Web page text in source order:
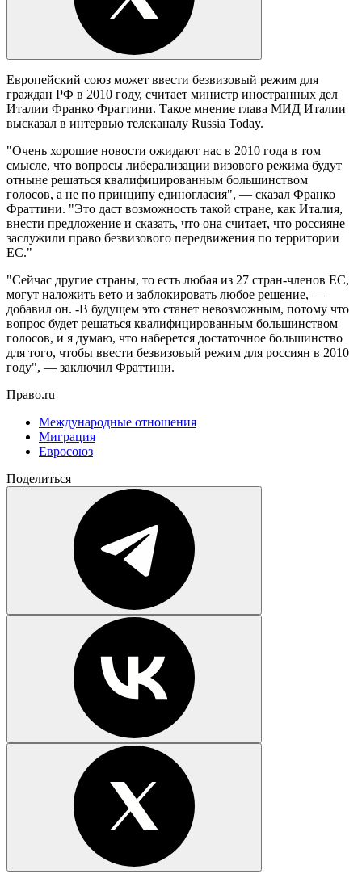
Европейский союз может ввести безвизовый режим для
граждан РФ в 2010 году, считает министр иностранных дел
Италии Франко Фраттини. Такое мнение глава МИД Италии
высказал в интервью телеканалу Russia Today.
"Очень хорошие новости ожидают нас в 2010 года в том
смысле, что вопросы либерализации визового режима будут
отныне решаться квалифицированным большинством
голосов, а не по принципу единогласия", — сказал Франко
Фраттини. "Это даст возможность такой стране, как Италия,
внести предложение и сказать, что она считает, что россияне
заслужили право безвизового передвижения по территории
ЕС."
"Сейчас другие страны, то есть любая из 27 стран-членов ЕС,
могут наложить вето и заблокировать любое решение, —
добавил он. -В будущем это станет невозможным, потому что
вопрос будет решаться квалифицированным большинством
голосов, и я думаю, что наберется достаточное большинство
для того, чтобы ввести безвизовый режим для россиян в 2010
году", — заключил Фраттини.
Право.ru
Международные отношения
Миграция
Евросоюз
Поделиться